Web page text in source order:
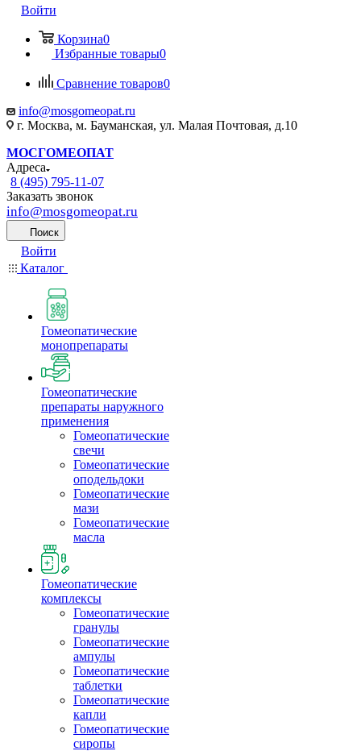
Войти
Корзина0
Избранные товары0
Сравнение товаров0
info@mosgomeopat.ru
г. Москва, м. Бауманская, ул. Малая Почтовая, д.10
МОСГОМЕОПАТ
Адреса
8 (495) 795-11-07
Заказать звонок
info@mosgomeopat.ru
Поиск
Войти
Каталог
Гомеопатические
монопрепараты
Гомеопатические
препараты наружного
применения
Гомеопатические
свечи
Гомеопатические
оподельдоки
Гомеопатические
мази
Гомеопатические
масла
Гомеопатические
комплексы
Гомеопатические
гранулы
Гомеопатические
ампулы
Гомеопатические
таблетки
Гомеопатические
капли
Гомеопатические
сиропы